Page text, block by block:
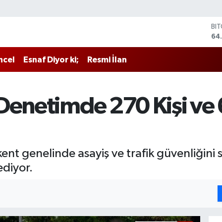
Esnaf Diyor ki; Resmi İlan
270 Kişi ve
genelinde asayiş ve trafik güvenliğini